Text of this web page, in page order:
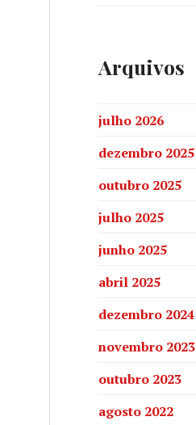
Arquivos
julho 2026
dezembro 2025
outubro 2025
julho 2025
junho 2025
abril 2025
dezembro 2024
novembro 2023
outubro 2023
agosto 2022